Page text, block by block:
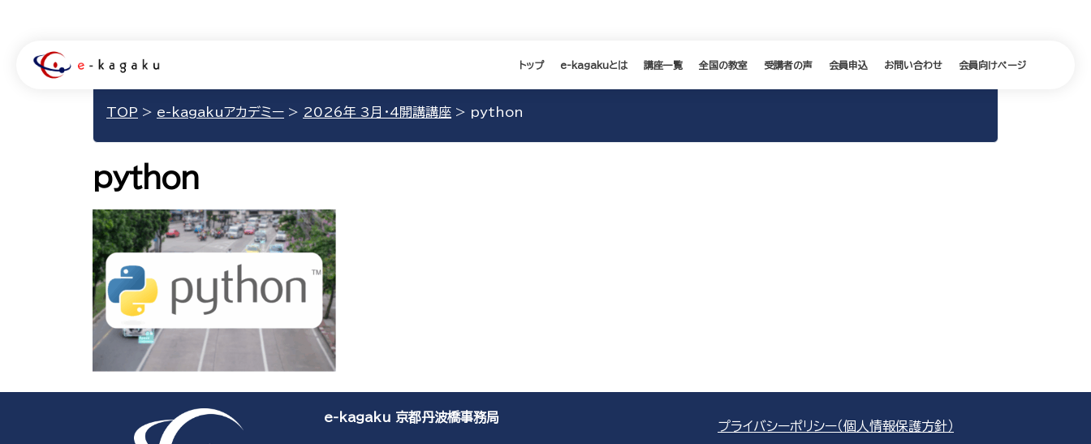
トップ e-kagakuとは 講座一覧 全国の教室 受講者の声 会員申込 お問い合わせ 会員向けページ
TOP > e-kagakuアカデミー > 2026年 3月・4開講講座 > python
python
e-kagaku 京都丹波橋事務局
プライバシーポリシー（個人情報保護方針）